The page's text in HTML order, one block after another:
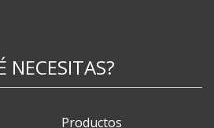
NECESITAS?
Productos